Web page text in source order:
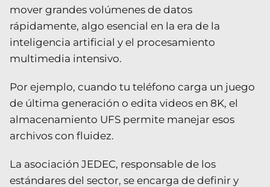
mover grandes volúmenes de datos
rápidamente, algo esencial en la era de la
inteligencia artificial y el procesamiento
multimedia intensivo.
Por ejemplo, cuando tu teléfono carga un juego
de última generación o edita videos en 8K, el
almacenamiento UFS permite manejar esos
archivos con fluidez.
La asociación JEDEC, responsable de los
estándares del sector, se encarga de definir y